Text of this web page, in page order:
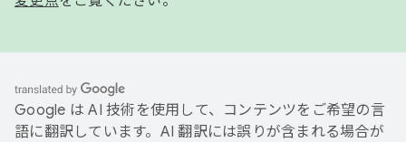
Google は AI 技術を使用して、コンテンツをご希望の言
語に翻訳しています。AI 翻訳には誤りが含まれる場合が